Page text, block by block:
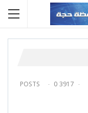
3917 POSTS
0